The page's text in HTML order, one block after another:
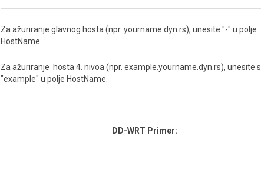
Za ažuriranje glavnog hosta (npr. yourname.dyn.rs), unesite "-" u polje
HostName.
Za ažuriranje hosta 4. nivoa (npr. example.yourname.dyn.rs), unesite
"example" u polje HostName.
DD-WRT Primer: